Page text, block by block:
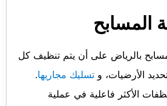
المسابح
بالرياض على أن يتم تنظيف كل
الأرضيات، و تسليك مجاريها.
الأكثر فاعلية في عملية